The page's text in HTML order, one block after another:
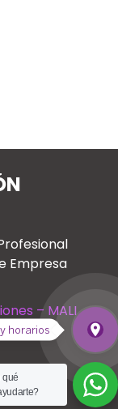
Empresa
– MALI
qué
Ver
place
horarios